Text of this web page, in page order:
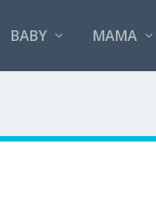
BABY MAMA